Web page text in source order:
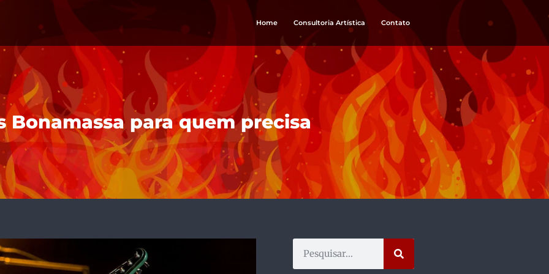
Home Consultoria Artística Contato
Bonamassa para quem precisa